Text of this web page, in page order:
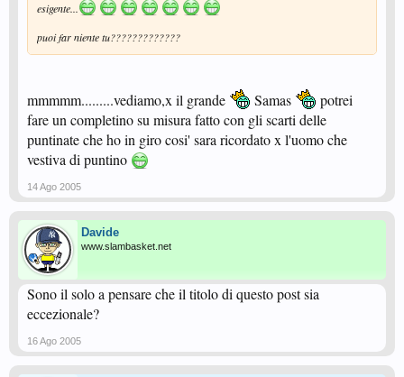
esigente...
puoi far niente tu?????????????
mmmmm.........vediamo,x il grande Samas
potrei
fare un completino su misura fatto con gli scarti delle
puntinate che ho in giro cosi' sara ricordato x l'uomo che
vestiva di puntino
14 Ago 2005
Davide
www.slambasket.net
Sono il solo a pensare che il titolo di questo post sia
eccezionale?
16 Ago 2005